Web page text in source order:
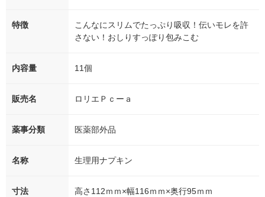
特徴
こんなにスリムでたっぷり吸収！伝いモレを許
さない！おしりすっぽり包みこむ
内容量 11個
販売名 ロリエＰｃーａ
薬事分類 医薬部外品
名称 生理用ナプキン
寸法 高さ112ｍｍ×幅116ｍｍ×奥行95ｍｍ